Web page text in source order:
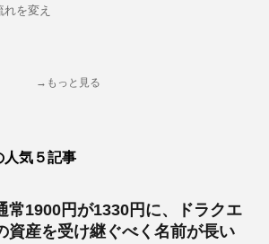
れを変え
→もっと見る
人気５記事
常1900円が1330円に、ドラクエ
資産を受け継ぐべく名前が長い